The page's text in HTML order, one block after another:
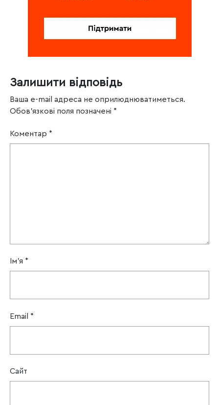
Залишити відповідь
Ваша e-mail адреса не оприлюднюватиметься.
Обов’язкові поля позначені *
Коментар *
Ім'я *
Email *
Сайт